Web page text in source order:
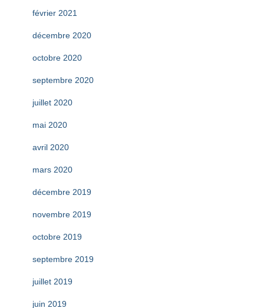
février 2021
décembre 2020
octobre 2020
septembre 2020
juillet 2020
mai 2020
avril 2020
mars 2020
décembre 2019
novembre 2019
octobre 2019
septembre 2019
juillet 2019
juin 2019